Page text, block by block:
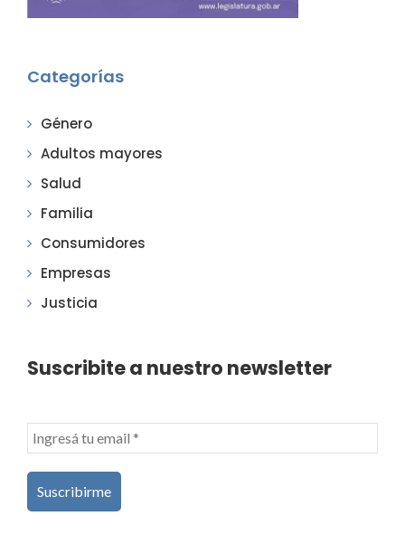
Categorías
Género
Adultos mayores
Salud
Familia
Consumidores
Empresas
Justicia
Suscribite a nuestro newsletter